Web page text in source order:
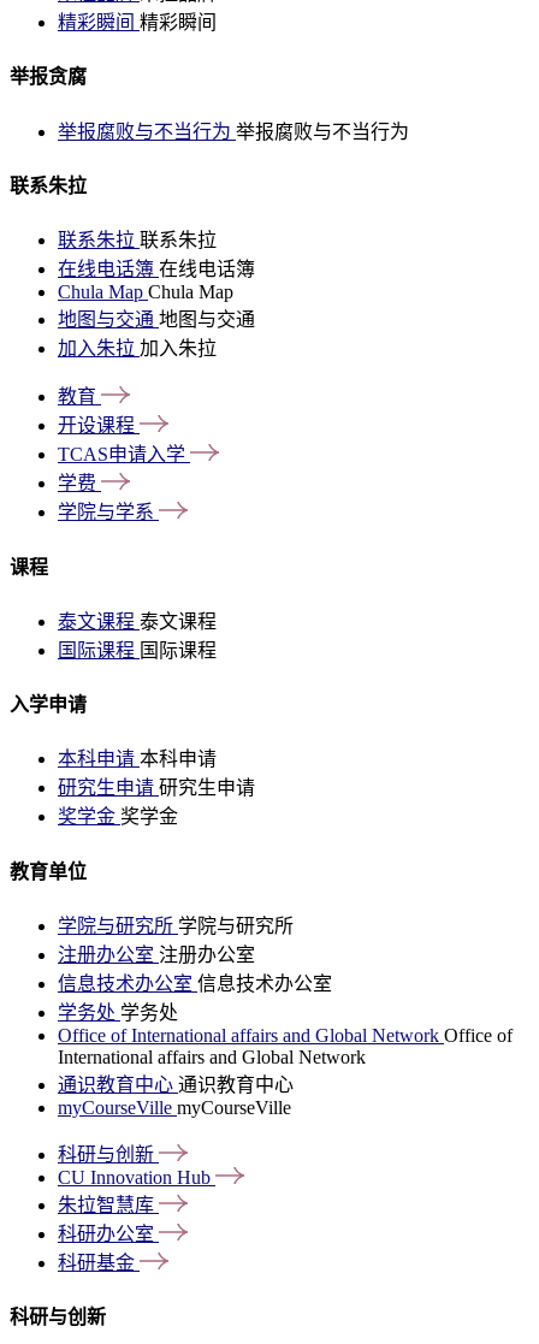
精彩瞬间 精彩瞬间
举报贪腐
举报腐败与不当行为 举报腐败与不当行为
联系朱拉
联系朱拉 联系朱拉
在线电话簿 在线电话簿
Chula Map Chula Map
地图与交通 地图与交通
加入朱拉 加入朱拉
教育
开设课程
TCAS申请入学
学费
学院与学系
课程
泰文课程 泰文课程
国际课程 国际课程
入学申请
本科申请 本科申请
研究生申请 研究生申请
奖学金 奖学金
教育单位
学院与研究所 学院与研究所
注册办公室 注册办公室
信息技术办公室 信息技术办公室
学务处 学务处
Office of International affairs and Global Network Office of
International affairs and Global Network
通识教育中心 通识教育中心
myCourseVille myCourseVille
科研与创新
CU Innovation Hub
朱拉智慧库
科研办公室
科研基金
科研与创新